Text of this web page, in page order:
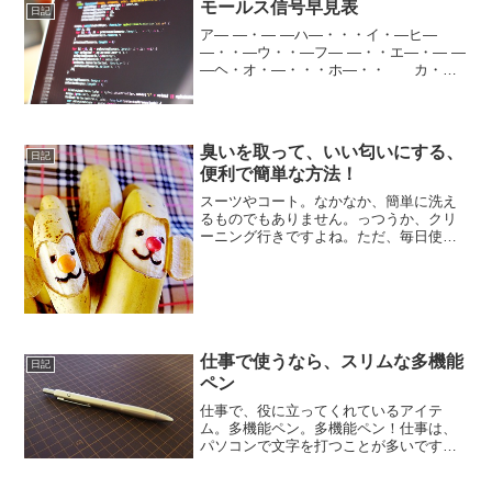
備録。ブログって、ほんと...
日記 モールス信号早見表
ア― ―・― ―ハ―・・・イ・―ヒ―
―・・―ウ・・―フ― ―・・エ―・― ―
―ヘ・オ・―・・・ホ―・・ カ・
―・ サ―・―・―ヤ・...
日記
臭いを取って、いい匂いにする、
便利で簡単な方法！
スーツやコート。なかなか、簡単に洗え
るものでもありません。っつうか、クリ
ーニング行きですよね。ただ、毎日使う
日記
仕事で使うなら、スリムな多機能
ペン
仕事で、役に立ってくれているアイテ
ム。多機能ペン。多機能ペン！仕事は、
パソコンで文字を打つことが多いです